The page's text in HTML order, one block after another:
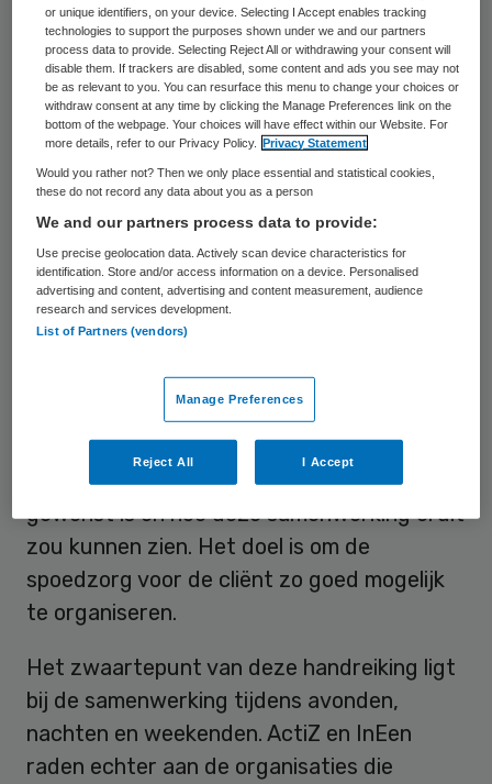
overdrachtsmomenten voor waarbij
patiënten extra kwetsbaar zijn. Voor dit
soort momenten hebben ActiZ en InEen een
handreiking ontwikkeld voor de overdracht
tussen huisartsenposten en de
ouderenzorg.
Dehandreiking is bedoeld als handvat voor
het vastleggen, onderhouden en
verbeteren van regionale
hulpmiddel ter inspiratie; geen richtlijn of
voorschrift, laten de koepelorganisaties
weten. In de handreiking staat aangegeven
op welke onderdelen samenwerking
gewenst is en hoe deze samenwerking eruit
zou kunnen zien. Het doel is om de
spoedzorg voor de cliënt zo goed mogelijk
te organiseren.
Het zwaartepunt van deze handreiking ligt
bij de samenwerking tijdens avonden,
nachten en weekenden. ActiZ en InEen
raden echter aan de organisaties die
or unique identifiers, on your device. Selecting I Accept enables tracking
technologies to support the purposes shown under we and our partners
process data to provide. Selecting Reject All or withdrawing your consent will
disable them. If trackers are disabled, some content and ads you see may not
be as relevant to you. You can resurface this menu to change your choices or
withdraw consent at any time by clicking the Manage Preferences link on the
bottom of the webpage. Your choices will have effect within our Website. For
more details, refer to our Privacy Policy.
Privacy Statement
Would you rather not? Then we only place essential and statistical cookies,
these do not record any data about you as a person
We and our partners process data to provide:
Use precise geolocation data. Actively scan device characteristics for
identification. Store and/or access information on a device. Personalised
advertising and content, advertising and content measurement, audience
research and services development.
List of Partners (vendors)
Manage Preferences
Reject All I Accept